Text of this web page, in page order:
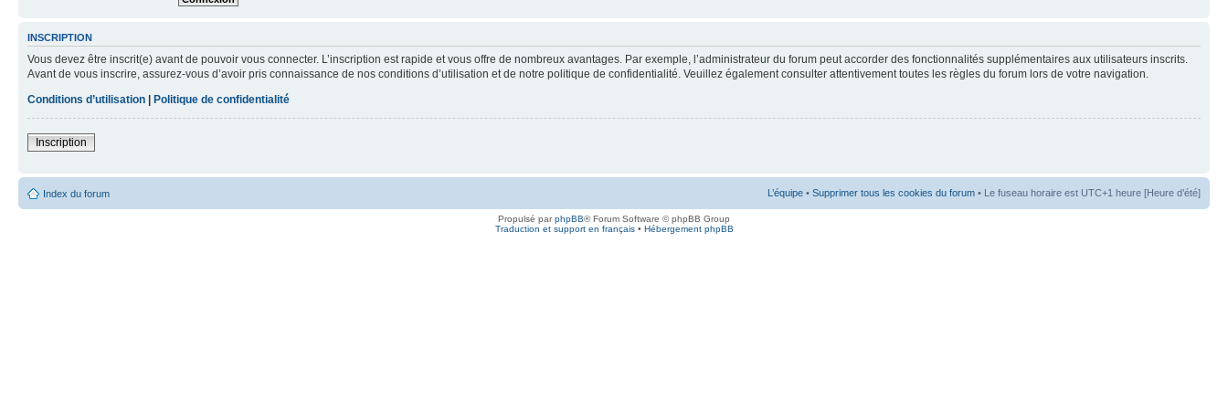
INSCRIPTION
Vous devez être inscrit(e) avant de pouvoir vous connecter. L’inscription est rapide et vous offre de nombreux avantages. Par exemple, l’administrateur du forum peut accorder des fonctionnalités supplémentaires aux utilisateurs inscrits.
Avant de vous inscrire, assurez-vous d’avoir pris connaissance de nos conditions d’utilisation et de notre politique de confidentialité. Veuillez également consulter attentivement toutes les règles du forum lors de votre navigation.
Conditions d’utilisation | Politique de confidentialité
Inscription
Index du forum L’équipe • Supprimer tous les cookies du forum • Le fuseau horaire est UTC+1 heure [Heure d’été]
Propulsé parphpBB® Forum Software © phpBB Group
Traduction et support en français• Hébergement phpBB